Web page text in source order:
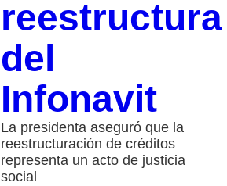
reestructura
del
Infonavit
La presidenta aseguró que la
reestructuración de créditos
representa un acto de justicia
social